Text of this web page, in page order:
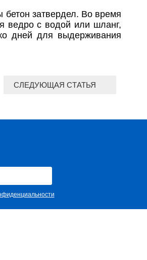
бетон затвердел. Во время
ведро с водой или шланг,
дней для выдерживания
СЛЕДУЮЩАЯ СТАТЬЯ